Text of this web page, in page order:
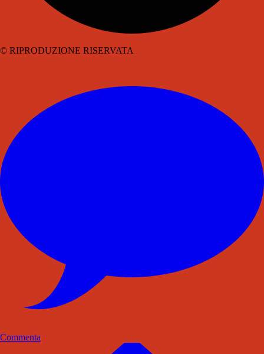
© RIPRODUZIONE RISERVATA
Commenta